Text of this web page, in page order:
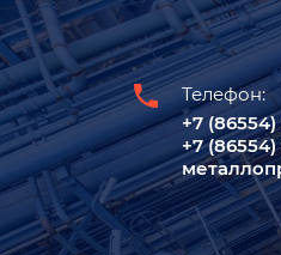
Телефон:
+7
+7